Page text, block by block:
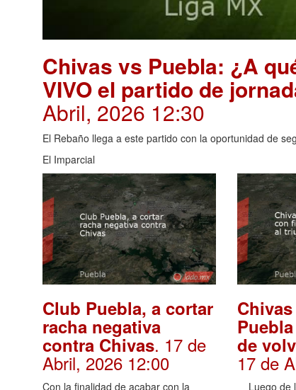
Chivas vs Puebla: ¿A
VIVO el partido de
Abril, 2026 12:30
El Rebaño llega a este partido con la oportunidad de
El Imparcial
Club Puebla, a cortar
racha negativa
contra Chivas. 17 de
Abril, 2026 12:00
Con la finalidad de acabar con la
de
17 de
Luego de